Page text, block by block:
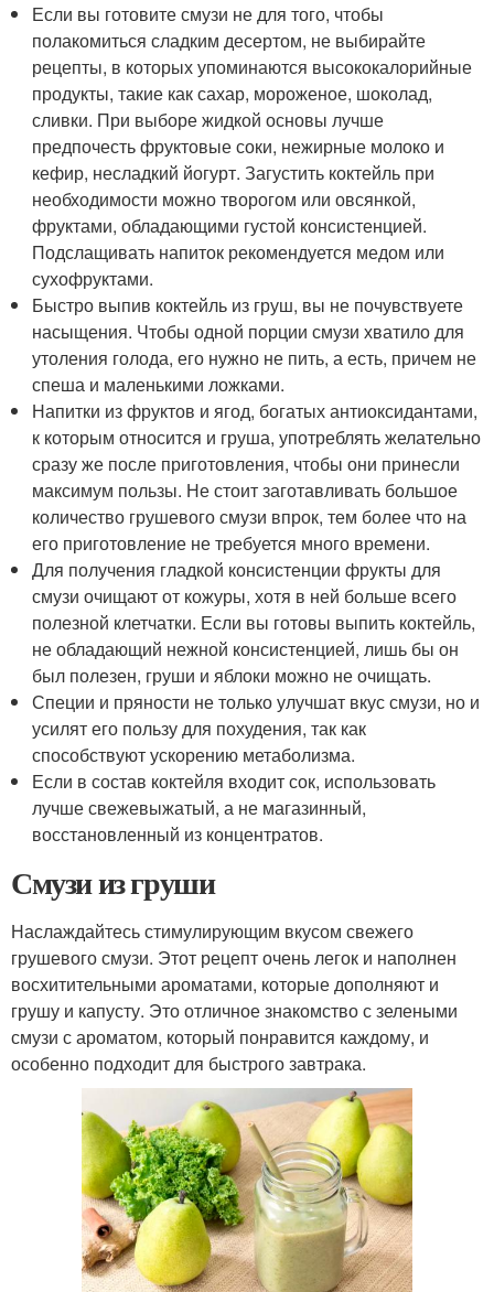
Если вы готовите смузи не для того, чтобы
полакомиться сладким десертом, не выбирайте
рецепты, в которых упоминаются высококалорийные
продукты, такие как сахар, мороженое, шоколад,
сливки. При выборе жидкой основы лучше
предпочесть фруктовые соки, нежирные молоко и
кефир, несладкий йогурт. Загустить коктейль при
необходимости можно творогом или овсянкой,
фруктами, обладающими густой консистенцией.
Подслащивать напиток рекомендуется медом или
сухофруктами.
Быстро выпив коктейль из груш, вы не почувствуете
насыщения. Чтобы одной порции смузи хватило для
утоления голода, его нужно не пить, а есть, причем не
спеша и маленькими ложками.
Напитки из фруктов и ягод, богатых антиоксидантами,
к которым относится и груша, употреблять желательно
сразу же после приготовления, чтобы они принесли
максимум пользы. Не стоит заготавливать большое
количество грушевого смузи впрок, тем более что на
его приготовление не требуется много времени.
Для получения гладкой консистенции фрукты для
смузи очищают от кожуры, хотя в ней больше всего
полезной клетчатки. Если вы готовы выпить коктейль,
не обладающий нежной консистенцией, лишь бы он
был полезен, груши и яблоки можно не очищать.
Специи и пряности не только улучшат вкус смузи, но и
усилят его пользу для похудения, так как
способствуют ускорению метаболизма.
Если в состав коктейля входит сок, использовать
лучше свежевыжатый, а не магазинный,
восстановленный из концентратов.
Смузи из груши
Наслаждайтесь стимулирующим вкусом свежего
грушевого смузи. Этот рецепт очень легок и наполнен
восхитительными ароматами, которые дополняют и
грушу и капусту. Это отличное знакомство с зелеными
смузи с ароматом, который понравится каждому, и
особенно подходит для быстрого завтрака.